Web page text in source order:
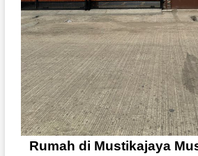
Rumah di Mustikajaya